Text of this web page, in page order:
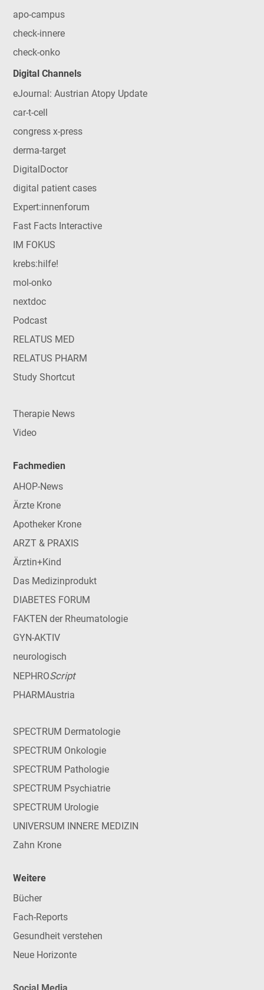
apo-campus
check-innere
check-onko
Digital Channels
eJournal: Austrian Atopy Update
car-t-cell
congress x-press
derma-target
DigitalDoctor
digital patient cases
Expert:innenforum
Fast Facts Interactive
IM FOKUS
krebs:hilfe!
mol-onko
nextdoc
Podcast
RELATUS MED
RELATUS PHARM
Study Shortcut
Therapie News
Video
Fachmedien
AHOP-News
Ärzte Krone
Apotheker Krone
ARZT & PRAXIS
Ärztin+Kind
Das Medizinprodukt
DIABETES FORUM
FAKTEN der Rheumatologie
GYN-AKTIV
neurologisch
NEPHROScript
PHARMAustria
SPECTRUM Dermatologie
SPECTRUM Onkologie
SPECTRUM Pathologie
SPECTRUM Psychiatrie
SPECTRUM Urologie
UNIVERSUM INNERE MEDIZIN
Zahn Krone
Weitere
Bücher
Fach-Reports
Gesundheit verstehen
Neue Horizonte